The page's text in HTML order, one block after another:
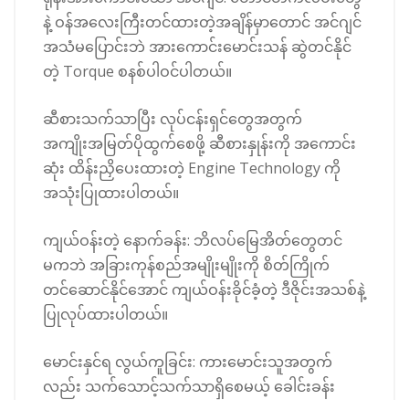
နဲ့ ဝန်အလေးကြီးတင်ထားတဲ့အချိန်မှာတောင် အင်ဂျင်
အသံမပြောင်းဘဲ အားကောင်းမောင်းသန် ဆွဲတင်နိုင်
တဲ့ Torque စနစ်ပါဝင်ပါတယ်။
ဆီစားသက်သာပြီး လုပ်ငန်းရှင်တွေအတွက်
အကျိုးအမြတ်ပိုထွက်စေဖို့ ဆီစားနှုန်းကို အကောင်း
ဆုံး ထိန်းညှိပေးထားတဲ့ Engine Technology ကို
အသုံးပြုထားပါတယ်။
ကျယ်ဝန်းတဲ့ နောက်ခန်း: ဘိလပ်မြေအိတ်တွေတင်
မကဘဲ အခြားကုန်စည်အမျိုးမျိုးကို စိတ်ကြိုက်
တင်ဆောင်နိုင်အောင် ကျယ်ဝန်းခိုင်ခံ့တဲ့ ဒီဇိုင်းအသစ်နဲ့
ပြုလုပ်ထားပါတယ်။
မောင်းနှင်ရ လွယ်ကူခြင်း: ကားမောင်းသူအတွက်
လည်း သက်သောင့်သက်သာရှိစေမယ့် ခေါင်းခန်း